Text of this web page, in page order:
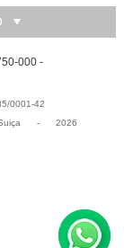
000 -
0001-42
- 2026